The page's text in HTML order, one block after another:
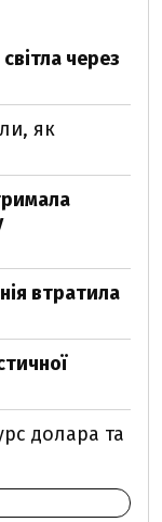
через
як
втратила
долара та